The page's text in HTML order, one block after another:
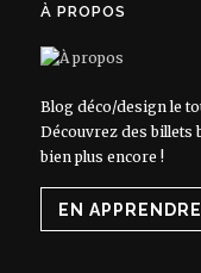
À PROPOS
Blog déco/design le
Découvrez des billets
bien plus encore !
EN